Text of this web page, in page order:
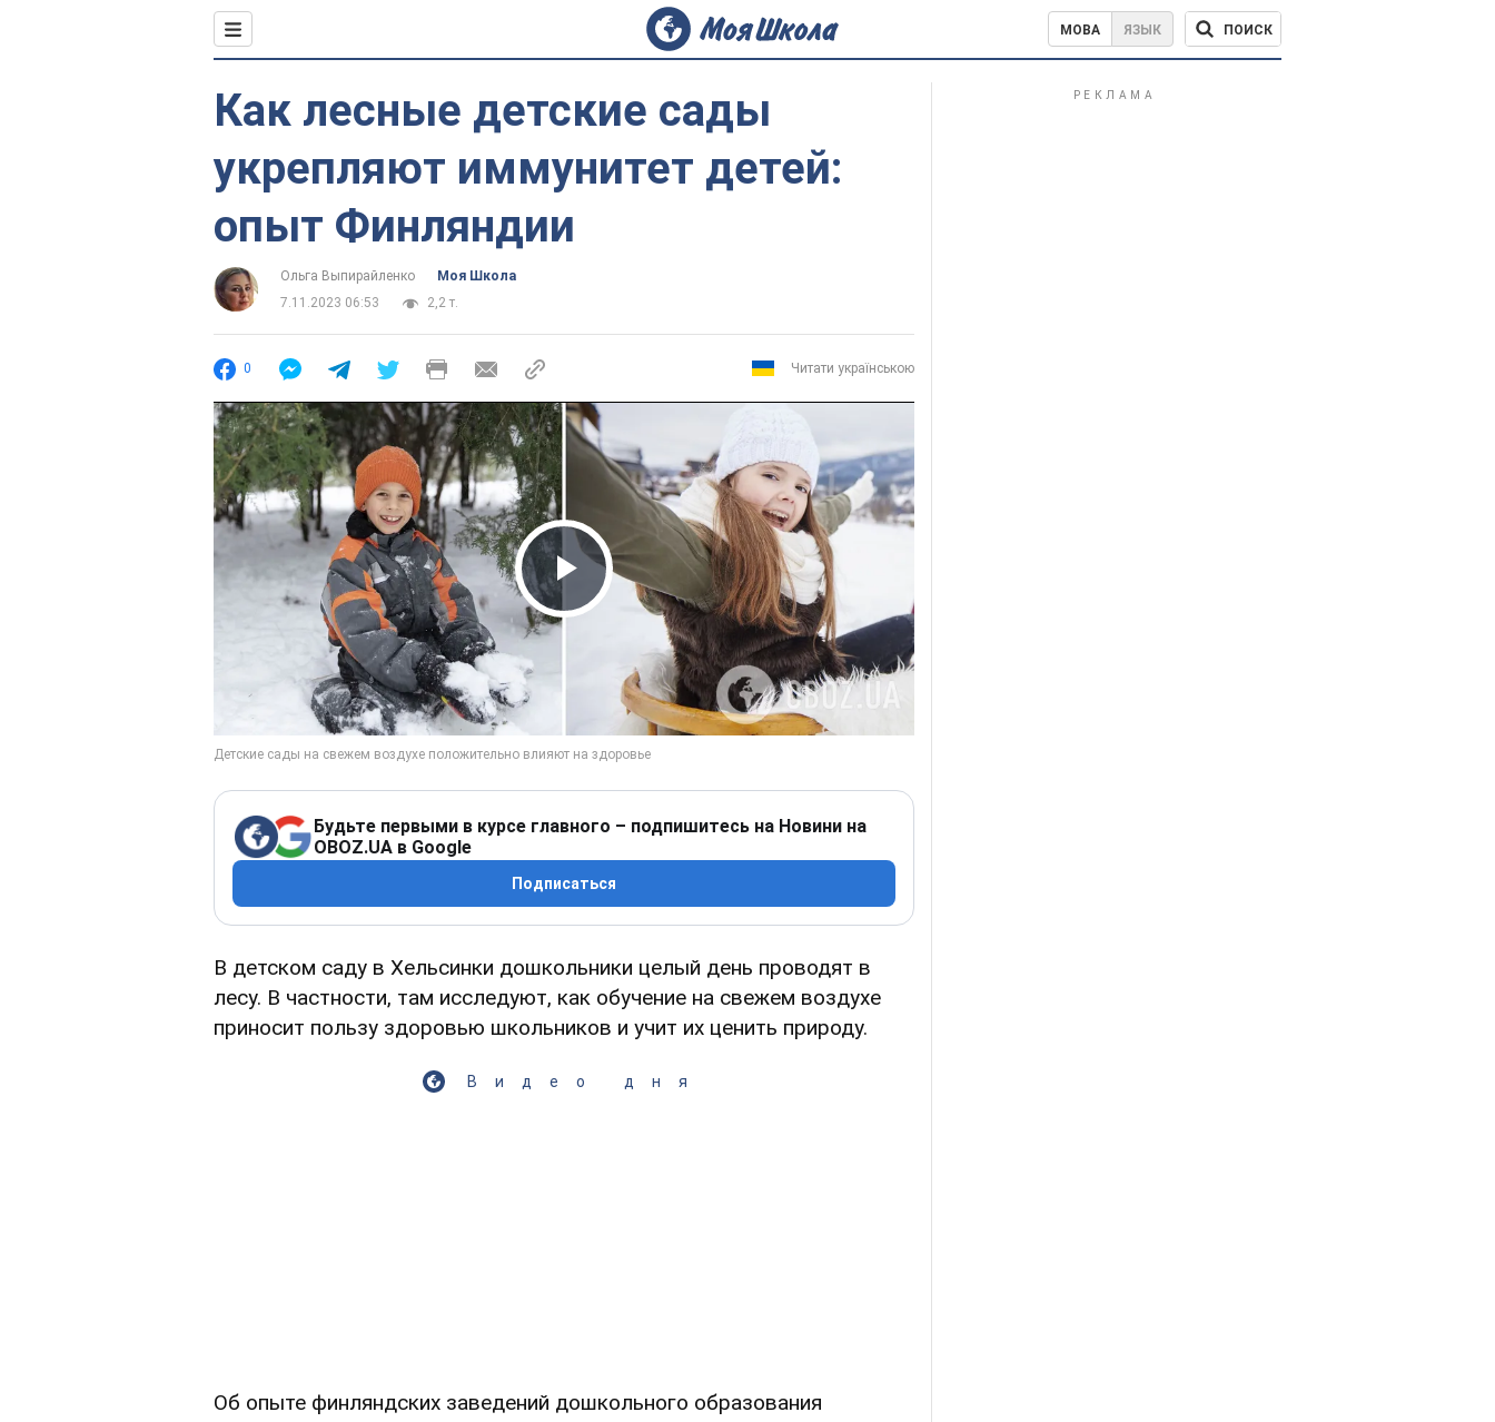
МОВА ЯЗЫК ПОИСК
Как лесные детские сады
укрепляют иммунитет детей:
опыт Финляндии
Ольга Выпирайленко
Моя Школа
7.11.2023 06:53
2,2 т.
0 Читати українською
Play Video
Будьте первыми в курсе главного – подпишитесь на Новини на
OBOZ.UA в Google
Подписаться
В детском саду в Хельсинки дошкольники целый день проводят в
лесу. В частности, там исследуют, как обучение на свежем воздухе
приносит пользу здоровью школьников и учит их ценить природу.
Видео дня
Об опыте финляндских заведений дошкольного образования